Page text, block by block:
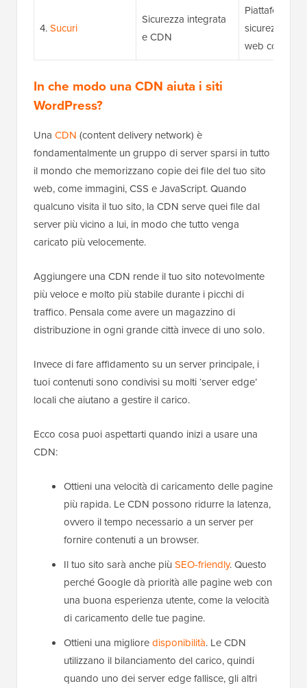
4.Sucuri
Sicurezza integrata
e CDN
Piattaforma di
sicurezza del
web con CDN
In che modo una CDN aiuta i siti
WordPress?
Una CDN (content delivery network) è
fondamentalmente un gruppo di server sparsi in tutto
il mondo che memorizzano copie dei file del tuo sito
web, come immagini, CSS e JavaScript. Quando
qualcuno visita il tuo sito, la CDN serve quei file dal
server più vicino a lui, in modo che tutto venga
caricato più velocemente.
Aggiungere una CDN rende il tuo sito notevolmente
più veloce e molto più stabile durante i picchi di
traffico. Pensala come avere un magazzino di
distribuzione in ogni grande città invece di uno solo.
Invece di fare affidamento su un server principale, i
tuoi contenuti sono condivisi su molti ‘server edge’
locali che aiutano a gestire il carico.
Ecco cosa puoi aspettarti quando inizi a usare una
CDN:
Ottieni una velocità di caricamento delle pagine
più rapida. Le CDN possono ridurre la latenza,
ovvero il tempo necessario a un server per
fornire contenuti a un browser.
Il tuo sito sarà anche più SEO-friendly. Questo
perché Google dà priorità alle pagine web con
una buona esperienza utente, come la velocità
di caricamento delle tue pagine.
Ottieni una miglioredisponibilità. Le CDN
utilizzano il bilanciamento del carico, quindi
quando uno dei server edge fallisce, gli altri